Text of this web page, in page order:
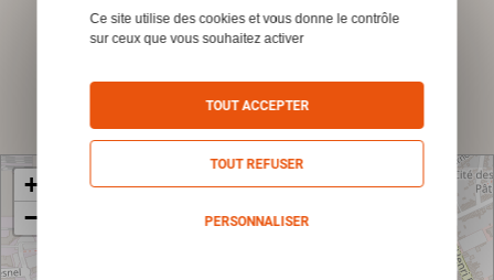
*Champs obligatoires
Envoyer
+
−
Ce site utilise des cookies et vous donne le contrôle
sur ceux que vous souhaitez activer
TOUT ACCEPTER
TOUT REFUSER
PERSONNALISER